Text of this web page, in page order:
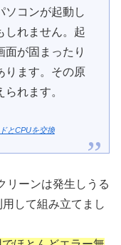
ソコンが起動し
しれません。起
面が固まったり
ります。その原
れます。
とCPUを交換
リーンは発生しうる
して組み立てまし